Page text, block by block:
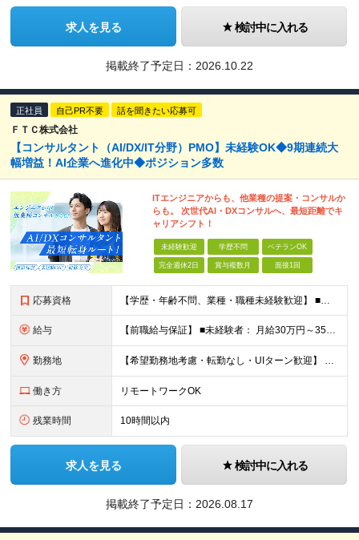
求人を見る 検討中に入れる
掲載終了予定日： 2026.10.22
正社員 自己PR不要 話を聞きたい応募可
ＦＴＣ株式会社
【コンサルタント（AI/DX/IT分野）PMO】未経験OK◆9期連続大
幅増益！AI企業へ進化中◆ポジション多数
ITエンジニアからも、他業種の提案・コンサルか
らも。 次世代AI・DXコンサルへ、最短距離でキ
ャリアシフト！
未経験歓迎 学歴不問 ベテランOK
完全週休2日 賞与複数月 面接1回
応募資格 【学歴・年齢不問、業種・職種未経験歓迎】 ■何らかの社会人経験がある方（3年以上） ※前職のご経験やITエンジニア経験を活かして コンサルタントやPMOなどに挑戦したい方歓迎！ ★入社前面談・アンケ
給与 【前職給与保証】 ■未経験者： 月給30万円～35万円 ■ローキャリア（経験目安1年程度）： 月給35万円～40万円 ■経験者（経験目安3年以上）： 月給40万円～60万円 ■即戦力（経験目安5年以上
勤務地 【希望勤務地考慮・転勤なし・UIターン歓迎】 本社（東京都新宿区大京町）および首都圏の勤務先 ★リモートワーク応相談 ★上京を希望する地方在住者の方も大歓迎！ ★横浜に営業拠点開設 神奈川県内や神
働き方 リモートワークOK
残業時間 10時間以内
求人を見る 検討中に入れる
掲載終了予定日： 2026.08.17